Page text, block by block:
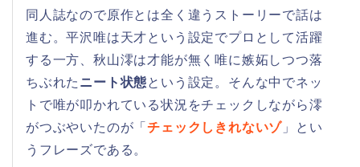
同人誌なので原作とは全く違うストーリーで話は
進む。平沢唯は天才という設定でプロとして活躍
する一方、秋山澪は才能が無く唯に嫉妬しつつ落
ちぶれた ニート状態という設定。そんな中でネッ
トで唯が叩かれている状況をチェックしながら澪
がつぶやいたのが「チェックしきれないゾ 」とい
うフレーズである。